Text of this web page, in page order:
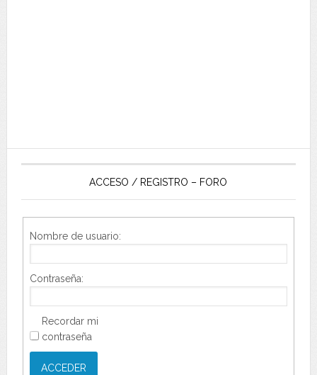
ACCESO / REGISTRO – FORO
Nombre de usuario:
Contraseña:
Recordar mi
contraseña
ACCEDER